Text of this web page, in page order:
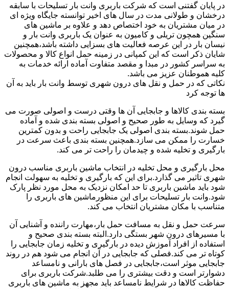
در پایان گفتنی است که شرکت باربری وانت بار تسلیحات با سابقه
درخشان و طولانی مدت در سال های اخیر توانسته جایگاه ویژه ای
در میان مشتریان به خود اختصاص دهد و علاوه بر ماشین های
سنگین همچون تریلی و کامیون به عنوان یک باربری وانت بار و
نیسان بار در این عرصه فعالیت های بسزایی داشته باشد،همچنین
شایان ذکر است که این کمپانی در زمینه حمل انواع کالا و محصولات
به سراسر کشور در مبدا و مقصد متفاوت آماده ارائه خدمات به
کلیه هموطنان عزیز می باشد.
نکاتی که در حمل و نقل های درون شهری توسط وانت بار باید به آن
ها توجه کرد
بسته بندی کالاها و جابجایی آن ها وقتی درست و اصولی صورت می
گیرد که وسایل به طور صحیح و اصولی بسته بندی شده و آماده
حمل شوند.بسته بندی اصولی یک جابجایی راحت و بدون کمترین
خسارت را ممکن می سازد.همچنین بسته بندی باعث سرعت در
بارگیری و تخلیه شده و چیدمان را راحت تر می کند.
محل بارگیری و محل تخلیه در انتخاب ماشین باربری مناسب درون
شهری تاثیر می گذارد.برای این که بارگیری و تخلیه به سهولت انجام
شود باید ماشین باربری تا حد امکان نزدیک به محل مورد نظر پارک
شود.وانت بار تسلیحات برای این منظورماشین های باربری را
متناسب با مکان مشتریان انتخاب می کند.
سرعت حمل و نقل به مسافت حمل بار،مهارت راننده و آشنایی آن
با مسیرهای درون شهر بستگی دارد.البته بسته بندی صحیح و
استفاده از افراد آموزش دیده در بارگیری و تخلیه زمان جابجایی را
کوتاه تر می کند.فصلی که جابجایی در آن انجام می شود هم در روند
جابجایی موثر است،جابجایی در فصل های بارانی و نامساعد
دشوارتر است و دقت بیشتری را می طلبد.شرکت باربری برای
حفاظت کالاها در شرایط نامساعد باید مجهز به ماشین های باربری